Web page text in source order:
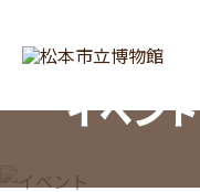
イベント